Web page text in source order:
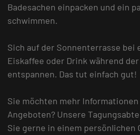
Badesachen einpacken und ein
schwimmen.
Sich auf der Sonnenterrasse bei
Eiskaffee oder Drink während
entspannen. Das tut einfach gut!
Sie möchten mehr
Angeboten? Unsere
Sie gerne in einem persönlichen